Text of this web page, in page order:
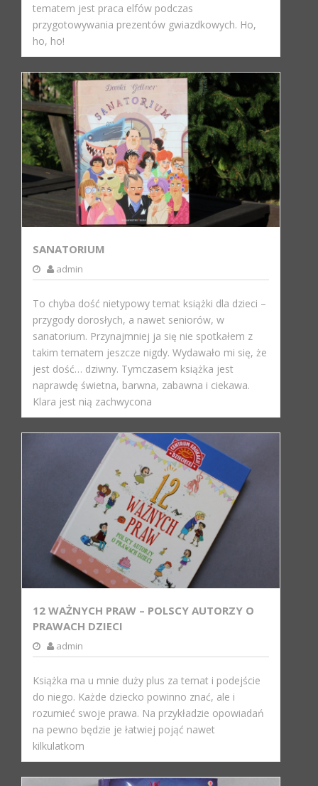
tematem jest praca elfów podczas
przygotowywania prezentów gwiazdkowych. Ho,
ho, ho!
SANATORIUM
admin
To chyba dość nietypowy temat książki dla dzieci –
przygody dorosłych, a nawet seniorów, w
sanatorium. Przynajmniej ja się nie spotkałem z
takim tematem jeszcze nigdy. Wydawało mi się, że
jest dość… dziwny. Tymczasem książka jest
naprawdę świetna, barwna, zabawna i ciekawa.
Klara jest nią zachwycona
12 WAŻNYCH PRAW – POLSCY AUTORZY O
PRAWACH DZIECI
admin
Książka ma u mnie duży plus za temat i podejście
do niego. Każde dziecko powinno znać, ale i
rozumieć swoje prawa. Na przykładzie opowiadań
na pewno będzie je łatwiej pojąć nawet
kilkulatkom